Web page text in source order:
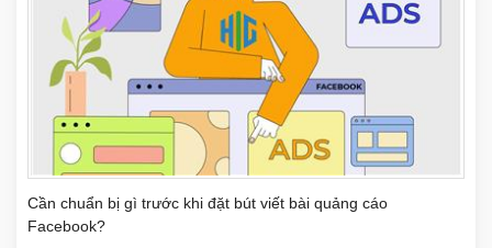
Cần chuẩn bị gì trước khi đặt bút viết bài quảng cáo
Facebook?